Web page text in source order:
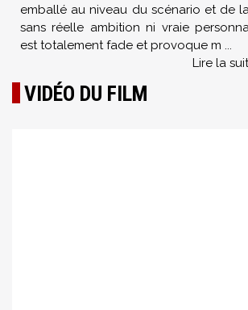
emballé au niveau du scénario et de
sans réelle ambition ni vraie
est totalement fade et provoque m ...
Lire la
VIDÉO DU FILM